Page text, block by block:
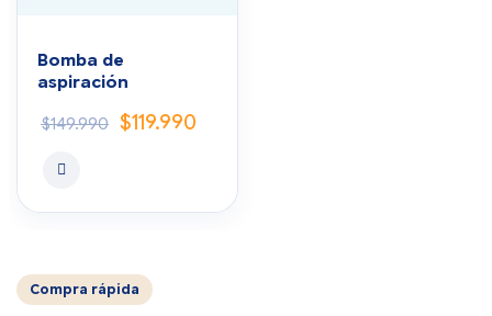
Compra rápida
Bomba de
aspiración
$149.990 $119.990